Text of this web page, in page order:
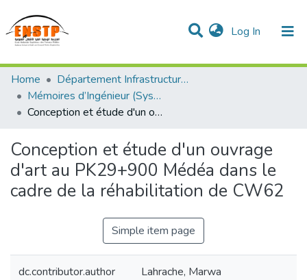
Log In (current)
DSPACE de l'École Nationale Supérieure des Travaux
Publics
Communities & Collections
Statistics
All of DSpace
Home
Département Infrastructures de Base (DIB)
Mémoires d’Ingénieur (Système LMD)
Conception et étude d'un ouvrage d'art au PK29+900 Médéa dans le cadre de la réhabilitation de CW62
Conception et étude d'un ouvrage
d'art au PK29+900 Médéa dans le
cadre de la réhabilitation de CW62
Simple item page
dc.contributor.author Lahrache, Marwa